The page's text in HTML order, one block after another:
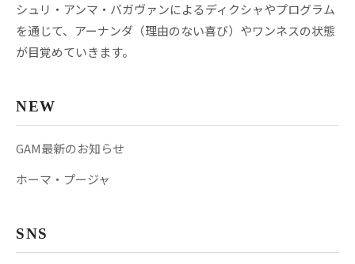
シュリ・アンマ・バガヴァンによるディクシャやプログラム
を通じて、アーナンダ（理由のない喜び）やワンネスの状態
が目覚めていきます。
NEW
GAM最新のお知らせ
ホーマ・プージャ
SNS